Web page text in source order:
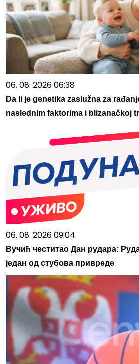
06. 08. 2026 06:38
Da li je genetika zaslužna za
naslednim faktorima i blizanačkoj
06. 08. 2026 09:04
Вучић честитао Дан рудара:
један од стубова привреде